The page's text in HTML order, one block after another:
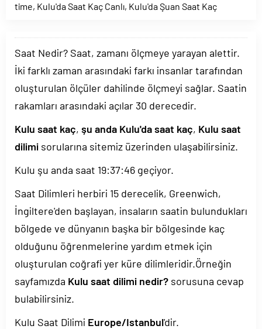
time, Kulu'da Saat Kaç Canlı, Kulu'da Şuan Saat Kaç
Saat Nedir? Saat, zamanı ölçmeye yarayan alettir.
İki farklı zaman arasındaki farkı insanlar tarafından
oluşturulan ölçüler dahilinde ölçmeyi sağlar. Saatin
rakamları arasındaki açılar 30 derecedir.
Kulu saat kaç, şu anda Kulu'da saat kaç, Kulu saat
dilimi sorularına sitemiz üzerinden ulaşabilirsiniz.
Kulu şu anda saat 19:37:46 geçiyor.
Saat Dilimleri herbiri 15 derecelik, Greenwich,
İngiltere'den başlayan, insaların saatin bulundukları
bölgede ve dünyanın başka bir bölgesinde kaç
olduğunu öğrenmelerine yardım etmek için
oluşturulan coğrafi yer küre dilimleridir.Örneğin
sayfamızda Kulu saat dilimi nedir? sorusuna cevap
bulabilirsiniz.
Kulu Saat Dilimi Europe/Istanbul'dir.